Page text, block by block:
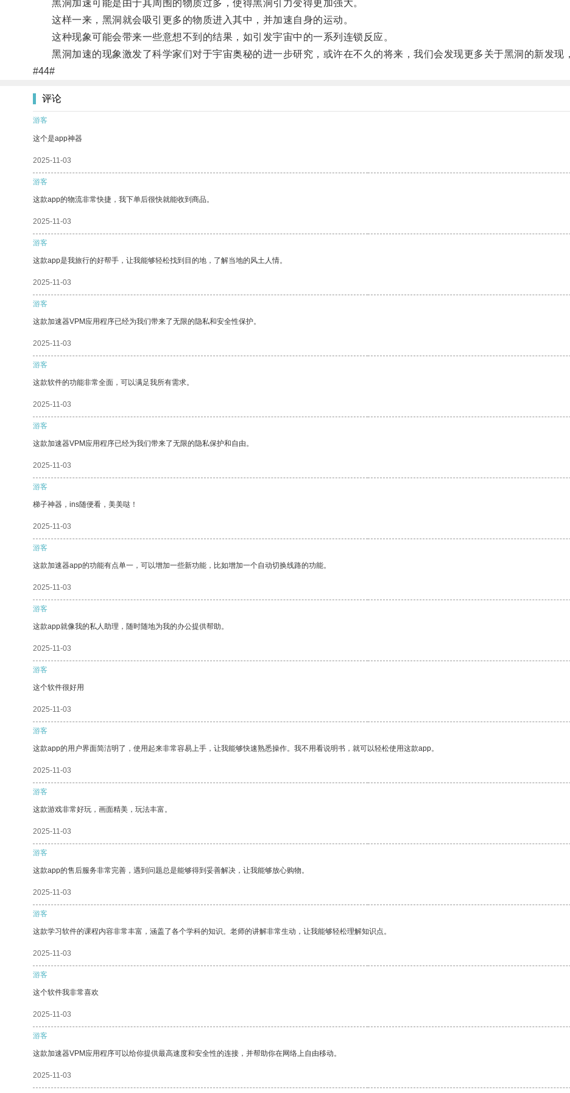
黑洞加速可能是由于其周围的物质过多，使得黑洞引力变得更加强大。
这样一来，黑洞就会吸引更多的物质进入其中，并加速自身的运动。
这种现象可能会带来一些意想不到的结果，如引发宇宙中的一系列连锁反应。
黑洞加速的现象激发了科学家们对于宇宙奥秘的进一步研究，或许在不久的将来，我们会发现更多关于黑洞的新发现
#44#
评论
游客
这个是app神器
2025-11-03
游客
这款app的物流非常快捷，我下单后很快就能收到商品。
2025-11-03
游客
这款app是我旅行的好帮手，让我能够轻松找到目的地，了解当地的风土人情。
2025-11-03
游客
这款加速器VPM应用程序已经为我们带来了无限的隐私和安全性保护。
2025-11-03
游客
这款软件的功能非常全面，可以满足我所有需求。
2025-11-03
游客
这款加速器VPM应用程序已经为我们带来了无限的隐私保护和自由。
2025-11-03
游客
梯子神器，ins随便看，美美哒！
2025-11-03
游客
这款加速器app的功能有点单一，可以增加一些新功能，比如增加一个自动切换线路的功能。
2025-11-03
游客
这款app就像我的私人助理，随时随地为我的办公提供帮助。
2025-11-03
游客
这个软件很好用
2025-11-03
游客
这款app的用户界面简洁明了，使用起来非常容易上手，让我能够快速熟悉操作。我不用看说明书，就可以轻松使用这款app。
2025-11-03
游客
这款游戏非常好玩，画面精美，玩法丰富。
2025-11-03
游客
这款app的售后服务非常完善，遇到问题总是能够得到妥善解决，让我能够放心购物。
2025-11-03
游客
这款学习软件的课程内容非常丰富，涵盖了各个学科的知识。老师的讲解非常生动，让我能够轻松理解知识点。
2025-11-03
游客
这个软件我非常喜欢
2025-11-03
游客
这款加速器VPM应用程序可以给你提供最高速度和安全性的连接，并帮助你在网络上自由移动。
2025-11-03